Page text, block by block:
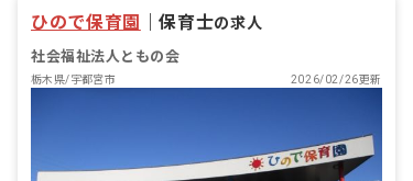
ひので保育園 ｜保育士の求人
社会福祉法人ともの会
栃木県/宇都宮市 2026/02/26更新